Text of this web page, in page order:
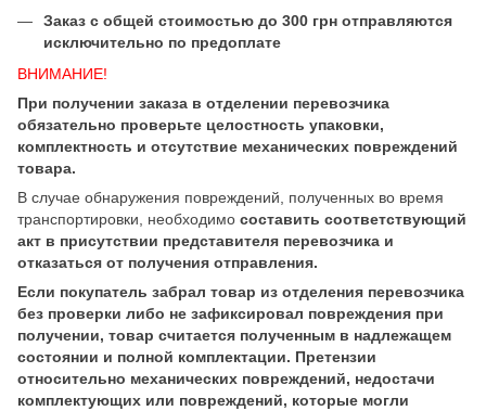
Заказ с общей стоимостью до 300 грн отправляются
исключительно по предоплате
ВНИМАНИЕ!
При получении заказа в отделении перевозчика
обязательно проверьте целостность упаковки,
комплектность и отсутствие механических повреждений
товара.
В случае обнаружения повреждений, полученных во время
транспортировки, необходимо составить соответствующий
акт в присутствии представителя перевозчика и
отказаться от получения отправления.
Если покупатель забрал товар из отделения перевозчика
без проверки либо не зафиксировал повреждения при
получении, товар считается полученным в надлежащем
состоянии и полной комплектации. Претензии
относительно механических повреждений, недостачи
комплектующих или повреждений, которые могли